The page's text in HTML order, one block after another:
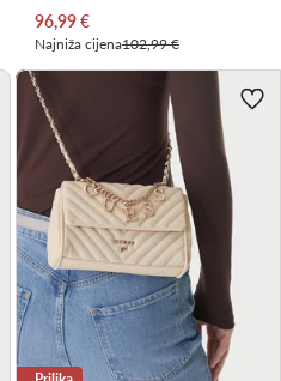
Trenutna cijena
96,99€
Najniža cijena102,99 €